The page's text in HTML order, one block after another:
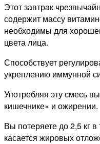
Этот завтрак
содержит массу
необходимы для
цвета лица.
Способствует
укреплению иммунной
Употребляя эту смесь
кишечнике» и ожирении.
Вы потеряете до 2,5 кг
касается жировых